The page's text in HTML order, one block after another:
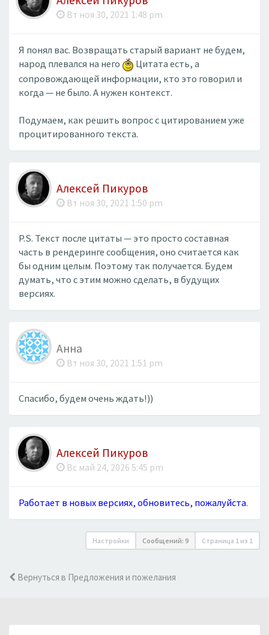
Вт ноя 30, 2021 1:48 pm
Я понял вас. Возвращать старый вариант не будем,
народ плевался на него
Цитата есть, а
сопровождающей информации, кто это говорил и
когда — не было. А нужен контекст.
Подумаем, как решить вопрос с цитированием уже
процитированного текста.
Алексей Пикуров
Вт ноя 30, 2021 1:50 pm
P.S. Текст после цитаты — это просто составная
часть в рендеринге сообщения, оно считается как
бы одним целым. Поэтому так получается. Будем
думать, что с этим можно сделать, в будущих
версиях.
Анна
Вт ноя 30, 2021 1:51 pm
Спасибо, будем очень ждать!))
Алексей Пикуров
Вс май 24, 2026 5:45 pm
Работает в новых версиях, обновитесь, пожалуйста.
Настройки Сообщений: 9 Страница 1 из 1
Вернуться в Предложения и пожелания